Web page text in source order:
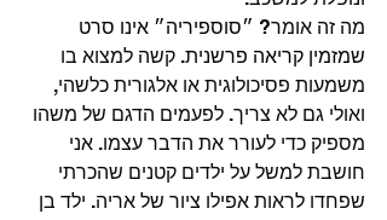
מה זה אומר? ״סוספיריה״ אינו סרט
שמזמין קריאה פרשנית. קשה למצוא בו
משמעות פסיכולוגית או אלגורית כלשהי,
ואולי גם לא צריך. לפעמים הדגם של משהו
מספיק כדי לעורר את הדבר עצמו. אני
חושבת למשל על ילדים קטנים שהכרתי
שפחדו לראות אפילו ציור של אריה. ילד בן